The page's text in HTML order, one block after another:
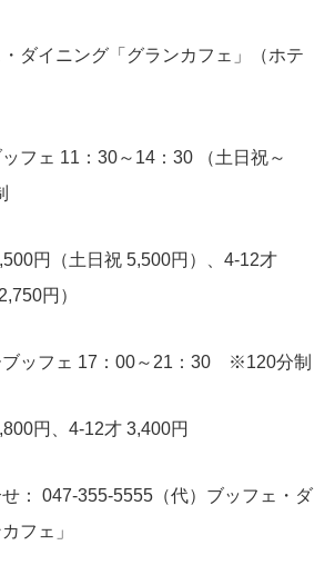
ダイニング「グランカフェ」（ホテ
フェ 11：30～14：30 （土日祝～
土日祝 5,500円）、4-12才
円）
ェ 17：00～21：30 ※120分制
4-12才 3,400円
： 047-355-5555（代）ブッフェ・ダ
フェ」